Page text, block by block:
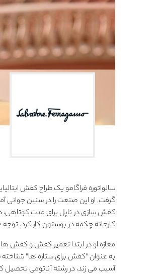
سالواتوره فراگامو یک طراح کفش
کارخانه چکمه در بوستون کار کرد.
مغازه او در ابتدا تعمیر کفش و کفش
به عنوان "کفش برای ستاره ها"
آسیب می زند، در رشته آناتومی تحصیل کرد.